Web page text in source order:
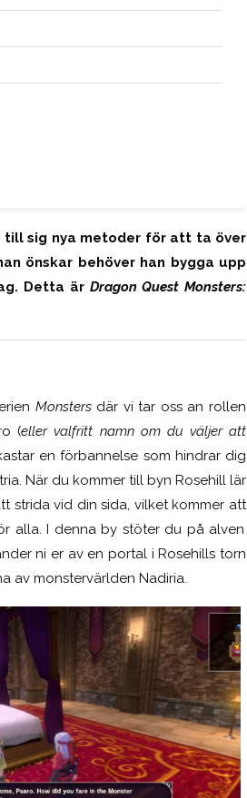
till sig nya metoder för att ta över
önskar behöver han bygga upp
Detta är Dragon Quest Monsters:
Monstersdär vi tar oss an rollen
(eller valfritt namn om du väljer att
en förbannelse som hindrar dig
När du kommer till byn Rosehill lär
strida vid din sida, vilket kommer att
alla. I denna by stöter du på alven
ni er av en portal i Rosehills torn
av monstervärlden Nadiria.